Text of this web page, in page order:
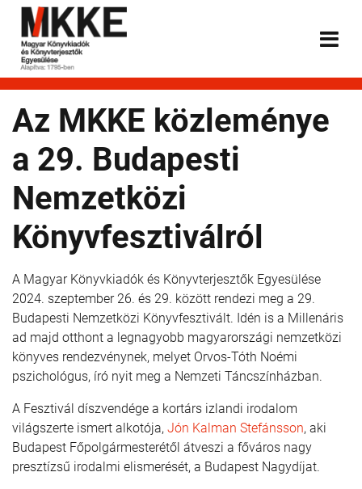
Az MKKE közleménye
a 29. Budapesti
Nemzetközi
Könyvfesztiválról
A Magyar Könyvkiadók és Könyvterjesztők Egyesülése
2024. szeptember 26. és 29. között rendezi meg a 29.
Budapesti Nemzetközi Könyvfesztivált. Idén is a Millenáris
ad majd otthont a legnagyobb magyarországi nemzetközi
könyves rendezvénynek, melyet Orvos-Tóth Noémi
pszichológus, író nyit meg a Nemzeti Táncszínházban.
A Fesztivál díszvendége a kortárs izlandi irodalom
világszerte ismert alkotója, Jón Kalman Stefánsson, aki
Budapest Főpolgármesterétől átveszi a főváros nagy
presztízsű irodalmi elismerését, a Budapest Nagydíjat.